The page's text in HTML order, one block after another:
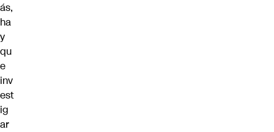
ás,
ha
y
qu
e
inv
est
ig
ar